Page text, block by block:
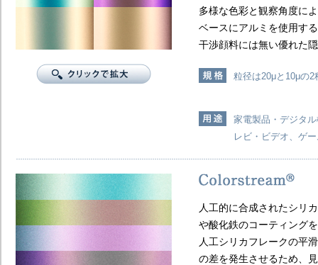
多様な色彩と観察角度に
ベースにアルミを使用す
干渉顔料には無い優れた
粒径は20μと10μの
家電製品・デジタ
レビ・ビデオ、ゲ
人工的に合成されたシリ
や酸化鉄のコーティング
人工シリカフレークの平
の差を発生させるため、